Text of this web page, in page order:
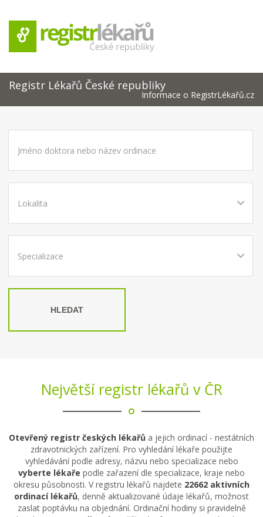
Registr Lékařů České republiky
Informace o RegistrLékařů.cz
HLEDAT
Největší registr lékařů v ČR
Otevřený registr českých lékařů a jejich ordinací - nestátních
zdravotnických zařízení. Pro vyhledání lékaře použijte
vyhledávání podle adresy, názvu nebo specializace nebo
vyberte lékaře podle zařazení dle specializace, kraje nebo
okresu působnosti. V registru lékařů najdete 22662 aktivních
ordinací lékařů, denně aktualizované údaje lékařů, možnost
zaslat poptávku na objednání. Ordinační hodiny si pravidelně